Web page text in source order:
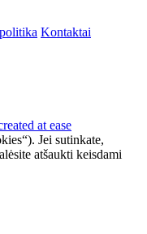
Kontaktai
at ease
Jei sutinkate,
atšaukti keisdami